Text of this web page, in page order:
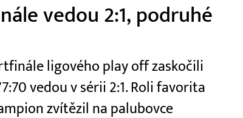
vedou 2:1, podruhé
ligového play off zaskočili
vedou v sérii 2:1. Roli favorita
zvítězil na palubovce